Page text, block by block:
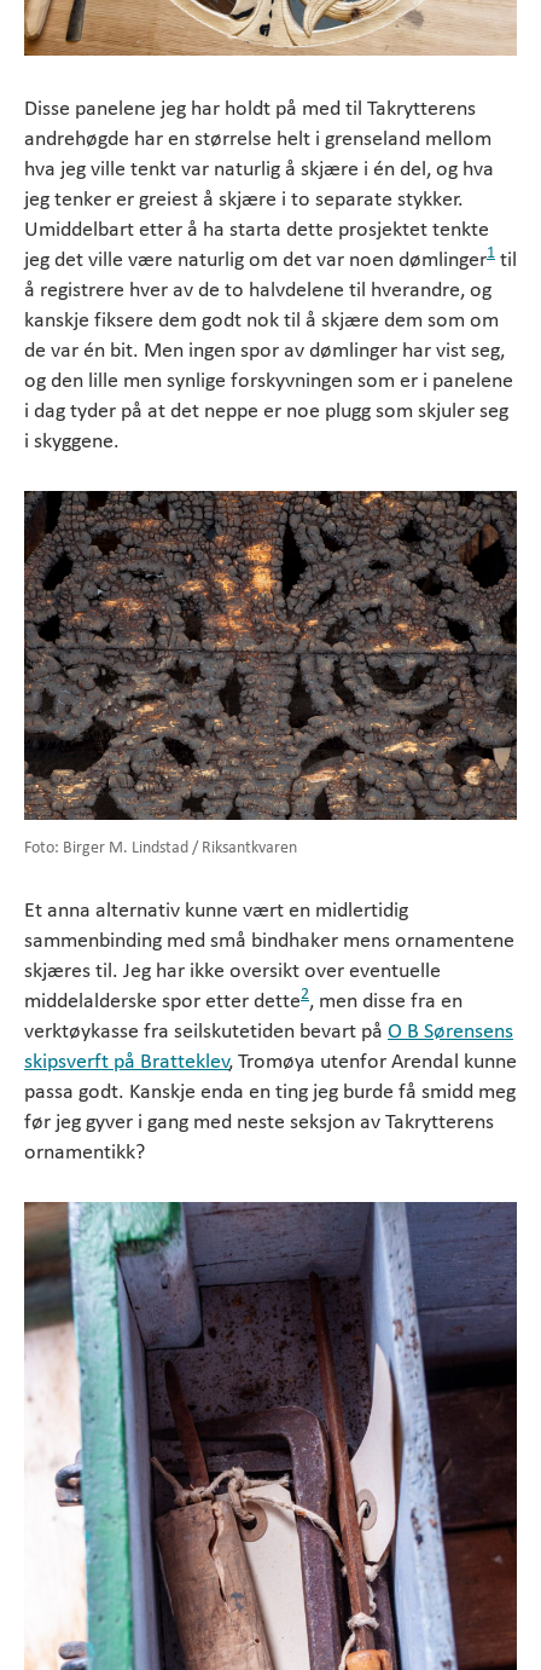
Disse panelene jeg har holdt på med til Takrytterens
andrehøgde har en størrelse helt i grenseland mellom
hva jeg ville tenkt var naturlig å skjære i én del, og hva
jeg tenker er greiest å skjære i to separate stykker.
Umiddelbart etter å ha starta dette prosjektet tenkte
jeg det ville være naturlig om det var noen dømlinger1 til
å registrere hver av de to halvdelene til hverandre, og
kanskje fiksere dem godt nok til å skjære dem som om
de var én bit. Men ingen spor av dømlinger har vist seg,
og den lille men synlige forskyvningen som er i panelene
i dag tyder på at det neppe er noe plugg som skjuler seg
i skyggene.
Foto: Birger M. Lindstad / Riksantkvaren
Et anna alternativ kunne vært en midlertidig
sammenbinding med små bindhaker mens ornamentene
skjæres til. Jeg har ikke oversikt over eventuelle
middelalderske spor etter dette2, men disse fra en
verktøykasse fra seilskutetiden bevart på O B Sørensens
skipsverft på Bratteklev, Tromøya utenfor Arendal kunne
passa godt. Kanskje enda en ting jeg burde få smidd meg
før jeg gyver i gang med neste seksjon av Takrytterens
ornamentikk?